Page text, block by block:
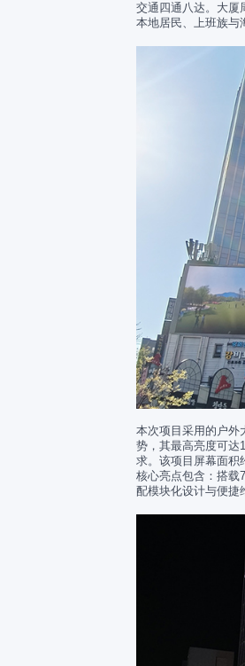
交通四通八达。大厦
本地居民、上班族与
本次项目采用的户外
势，其最高亮度可达
求。 该项目屏幕面积
核心亮点包含：搭载
配模块化设计与便捷